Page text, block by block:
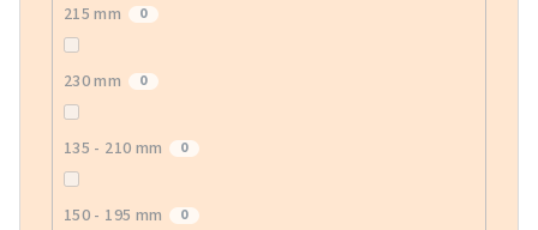
215 mm 0
230 mm 0
135 - 210 mm 0
150 - 195 mm 0